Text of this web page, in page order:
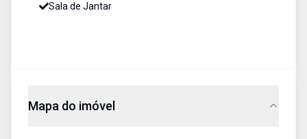
Sala de Jantar
Mapa do imóvel